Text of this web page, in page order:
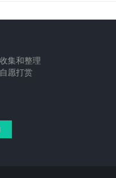
集和整理
愿打赏